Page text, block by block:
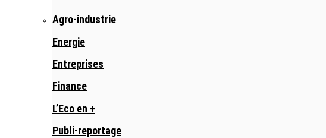
Agro-industrie
Energie
Entreprises
Finance
L’Eco en +
Publi-reportage